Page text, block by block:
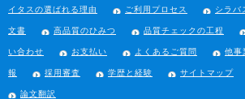
イタスの選ばれる理由 ご利用プロセス シラバ
文書 高品質のひみつ 品質チェックの工程
い合わせ お支払い よくあるご質問 他事
報 採用審査 学歴と経験 サイトマップ
論文翻訳